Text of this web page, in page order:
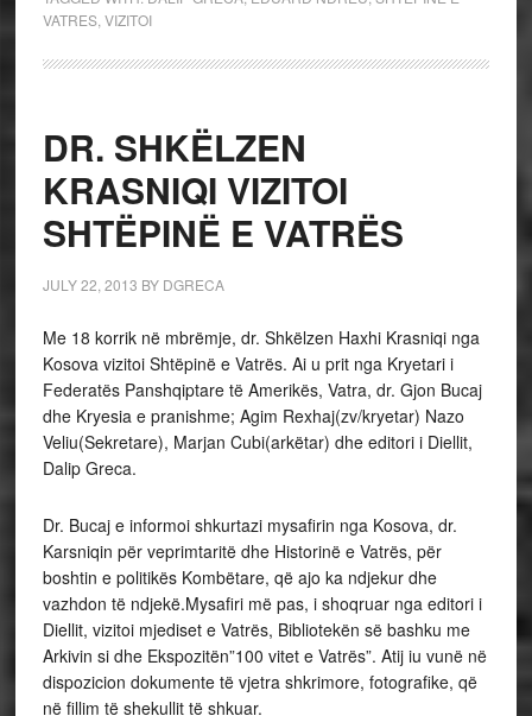
VATRES, VIZITOI
DR. SHKËLZEN
KRASNIQI VIZITOI
SHTËPINË E VATRËS
JULY 22, 2013 BY DGRECA
Me 18 korrik në mbrëmje, dr. Shkëlzen Haxhi Krasniqi nga
Kosova vizitoi Shtëpinë e Vatrës. Ai u prit nga Kryetari i
Federatës Panshqiptare të Amerikës, Vatra, dr. Gjon Bucaj
dhe Kryesia e pranishme; Agim Rexhaj(zv/kryetar) Nazo
Veliu(Sekretare), Marjan Cubi(arkëtar) dhe editori i Diellit,
Dalip Greca.
Dr. Bucaj e informoi shkurtazi mysafirin nga Kosova, dr.
Karsniqin për veprimtaritë dhe Historinë e Vatrës, për
boshtin e politikës Kombëtare, që ajo ka ndjekur dhe
vazhdon të ndjekë.Mysafiri më pas, i shoqruar nga editori i
Diellit, vizitoi mjediset e Vatrës, Bibliotekën së bashku me
Arkivin si dhe Ekspozitën”100 vitet e Vatrës”. Atij iu vunë në
dispozicion dokumente të vjetra shkrimore, fotografike, që
në fillim të shekullit të shkuar.